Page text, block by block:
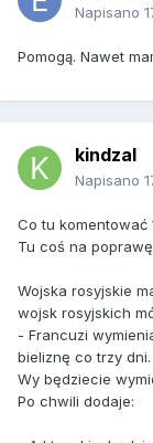
Napisano
Pomogą. Nawet
kindzal
Napisano
Co tu komentować
Tu coś na
Wojska rosyjskie
wojsk rosyjskich
- Francuzi
bieliznę co trzy
Wy będziecie
Po chwili dodaje: